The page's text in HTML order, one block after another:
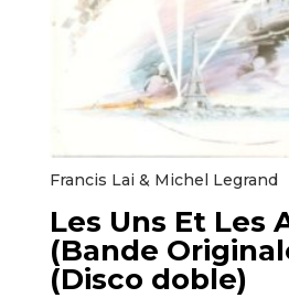
Francis Lai & Michel Legrand ‎
Les Uns Et Les
(Bande
(Disco doble)